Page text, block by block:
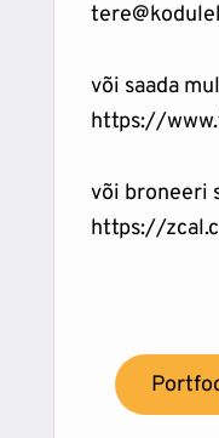
või saada
https://
või broneeri
https://